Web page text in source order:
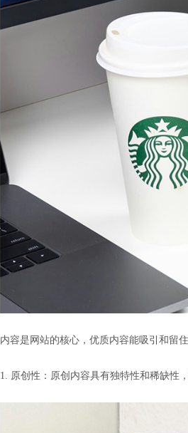
内容是网站的核心，优质内容能吸引和留
1. 原创性：原创内容具有独特性和稀缺性